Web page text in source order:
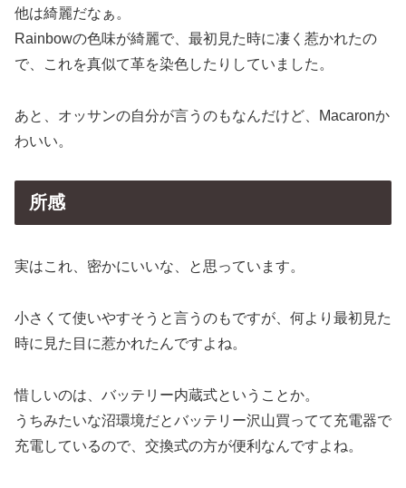
他は綺麗だなぁ。
Rainbowの色味が綺麗で、最初見た時に凄く惹かれたの
で、これを真似て革を染色したりしていました。
あと、オッサンの自分が言うのもなんだけど、Macaronか
わいい。
所感
実はこれ、密かにいいな、と思っています。
小さくて使いやすそうと言うのもですが、何より最初見た
時に見た目に惹かれたんですよね。
惜しいのは、バッテリー内蔵式ということか。
うちみたいな沼環境だとバッテリー沢山買ってて充電器で
充電しているので、交換式の方が便利なんですよね。